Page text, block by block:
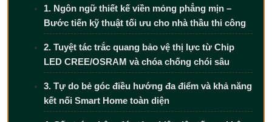
1. Ngôn ngữ thiết kế viền mỏng phẳng mịn –
Bước tiến kỹ thuật tối ưu cho nhà thầu thi công
2. Tuyệt tác trắc quang bảo vệ thị lực từ Chip
LED CREE/OSRAM và chóa chống chói sâu
3. Tự do bẻ góc điều hướng đa điểm và khả năng
kết nối Smart Home toàn diện